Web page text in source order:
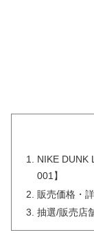
NIKE DUNK
001】
販売価格・
抽選/販売店